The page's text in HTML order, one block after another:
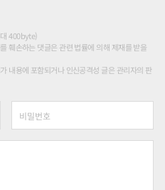
400byte)
훼손하는 댓글은 관련 법률에 의해 제재를 받을
내용에 포함되거나 인신공격성 글은 관리자의 판